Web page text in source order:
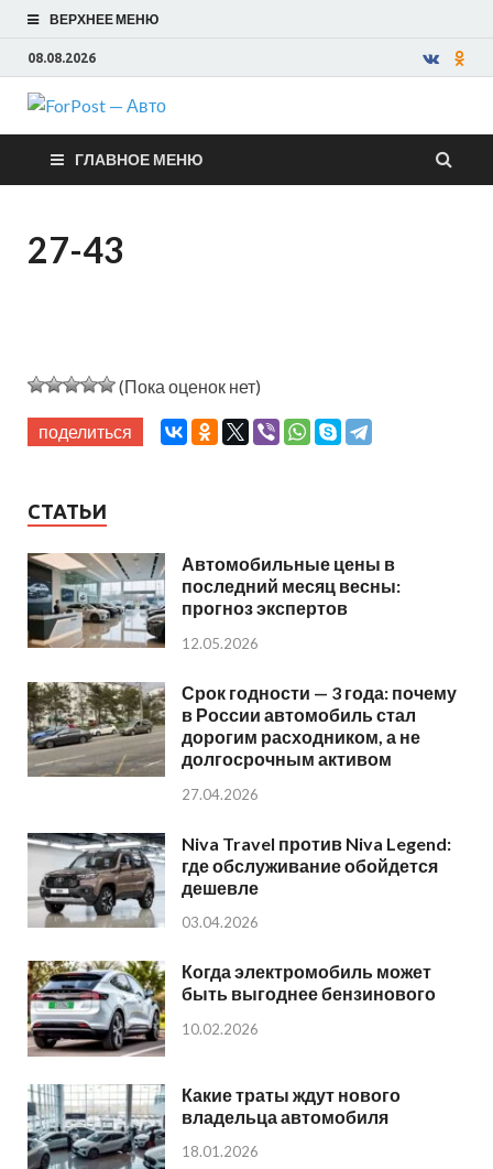
ВЕРХНЕЕ МЕНЮ
08.08.2026
ForPost —
Авто
ГЛАВНОЕ МЕНЮ
27-43
(Пока оценок нет)
поделиться
СТАТЬИ
Автомобильные цены в
последний месяц весны:
прогноз экспертов
12.05.2026
Срок годности — 3 года: почему
в России автомобиль стал
дорогим расходником, а не
долгосрочным активом
27.04.2026
Niva Travel против Niva Legend:
где обслуживание обойдется
дешевле
03.04.2026
Когда электромобиль может
быть выгоднее бензинового
10.02.2026
Какие траты ждут нового
владельца автомобиля
18.01.2026